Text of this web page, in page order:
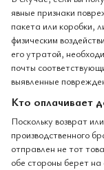
явные признаки
пакета или коробки,
физическим
его утратой,
почты
выявленные
Кто оплачивает
Поскольку возврат
производственного
отправлен не тот
обе стороны берет